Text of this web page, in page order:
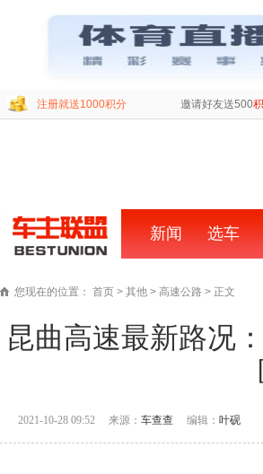
注册就送1000积分 邀请好友送500
页
新闻 选车
您现在的位置： 首页 > 其他 > 高速公路 > 正文
昆曲高速最新路况
2021-10-28 09:52 来源： 车查查 编辑： 叶砚